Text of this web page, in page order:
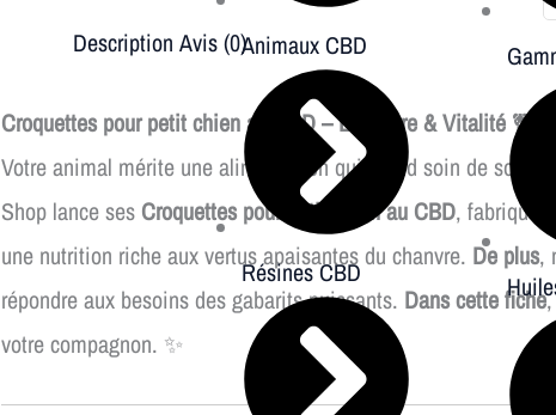
Animaux CBD
Résines CBD
Description Avis (0)
Croquettes pour petit chien au CBD – Équilibre & Vitalité
Votre animal mérite une alimentation qui prend soin de son
Shop lance ses Croquettes pour petit chien au CBD,
une nutrition riche aux vertus apaisantes du chanvre. De plus,
répondre aux besoins des gabarits puissants. Dans cette fiche,
votre compagnon. ✨